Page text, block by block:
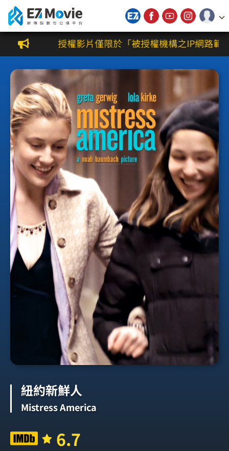
新傳媒數位公播平台
授權影片僅限於「被授權機構之IP網路範
紐約新鮮人
Mistress America
6.7